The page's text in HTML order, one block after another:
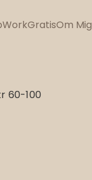
WorkGratisOm Mig